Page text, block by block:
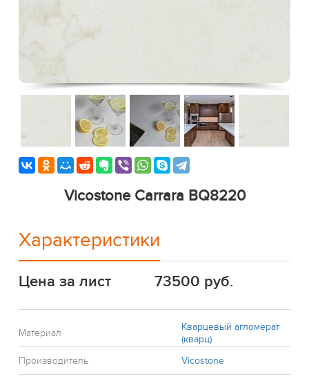
Vicostone Carrara BQ8220
Характеристики
Цена за лист 73500 руб.
Материал
Кварцевый агломерат
(кварц)
Производитель
Vicostone